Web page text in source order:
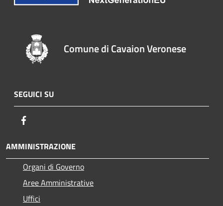
Comune di Cavaion Veronese
SEGUICI SU
AMMINISTRAZIONE
Organi di Governo
Aree Amministrative
Uffici